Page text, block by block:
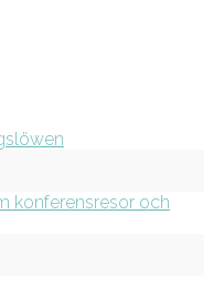
konferensresor och